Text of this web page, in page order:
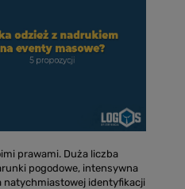
prawami. Duża liczba
pogodowe, intensywna
natychmiastowej identyfikacji